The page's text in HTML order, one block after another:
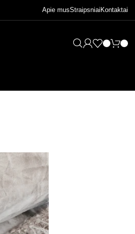
Apie musStraipsniai Kontaktai